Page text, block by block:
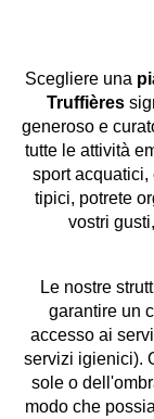
Scegliere una
Truffières
generoso e
tutte le attività
sport
tipici, potrete
vostri
Le nostre
garantire un
accesso ai
servizi igienici).
sole o
modo che